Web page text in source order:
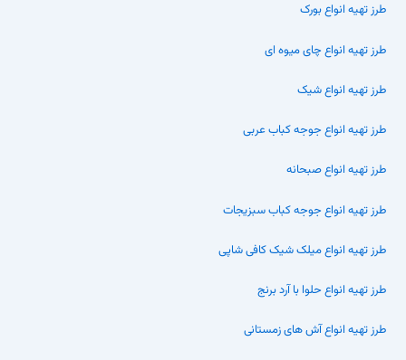
طرز تهیه انواع بورک
طرز تهیه انواع چای میوه ای
طرز تهیه انواع شیک
طرز تهیه انواع جوجه کباب عربی
طرز تهیه انواع صبحانه
طرز تهیه انواع جوجه کباب سبزیجات
طرز تهیه انواع میلک شیک کافی شاپی
طرز تهیه انواع حلوا با آرد برنج
طرز تهیه انواع آش های زمستانی